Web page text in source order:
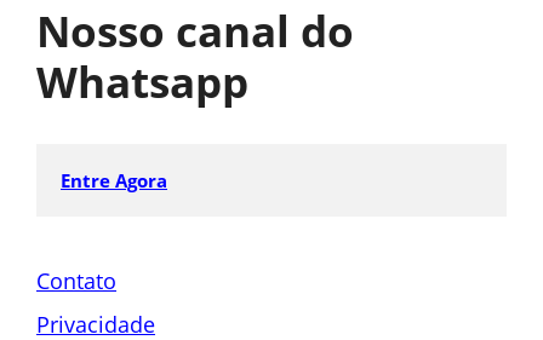
Nosso canal do
Whatsapp
Entre Agora
Contato
Privacidade